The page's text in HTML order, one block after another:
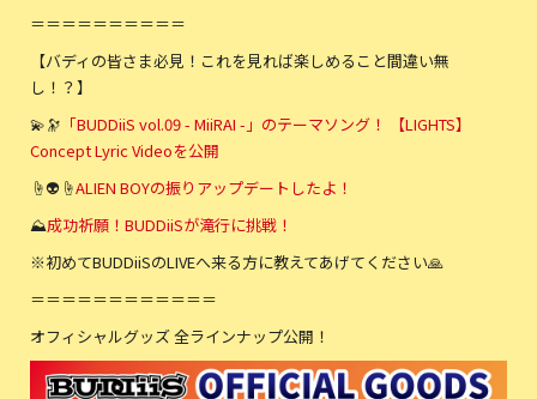
＝＝＝＝＝＝＝＝＝＝
【バディの皆さま必見！これを見れば楽しめること間違い無
し！？】
💫🔭 「BUDDiiS vol.09 - MiiRAI -」のテーマソング！ 【LIGHTS】
Concept Lyric Videoを公開
☝️👽☝️ALIEN BOYの振りアップデートしたよ！
⛰成功祈願！BUDDiiSが滝行に挑戦！
※初めてBUDDiiSのLIVEへ来る方に教えてあげてください🙏
＝＝＝＝＝＝＝＝＝＝＝＝
オフィシャルグッズ 全ラインナップ公開！